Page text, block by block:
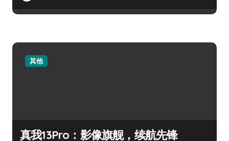
其他
真我13Pro：影像旗舰，续航先锋